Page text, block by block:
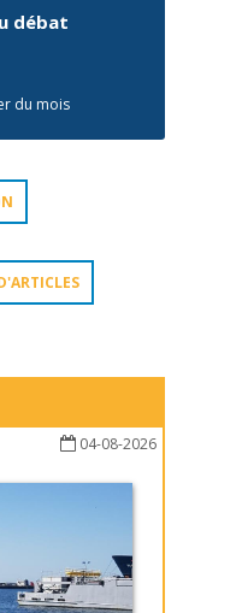
débat
du mois
04-08-2026